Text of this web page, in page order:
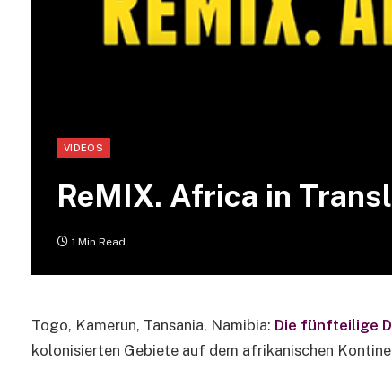
VIDEOS
ReMIX. Africa in
1 Min Read
Togo, Kamerun, Tansania, Namibia: Die fünfteilige
kolonisierten Gebiete auf dem afrikanischen